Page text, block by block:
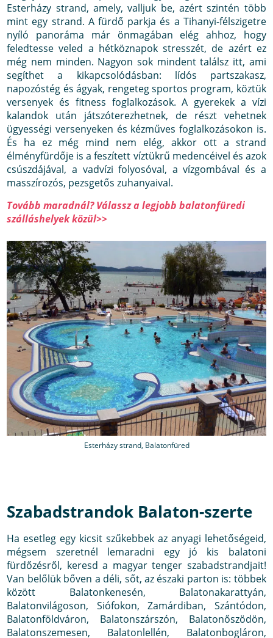
Esterházy strand, amely, valljuk be, azért szintén több
mint egy strand. A fürdő parkja és a Tihanyi-félszigetre
nyíló panoráma már önmagában elég ahhoz, hogy
feledtesse veled a hétköznapok stresszét, de azért ez
még nem minden. Nagyon sok mindent találsz itt, ami
segíthet a kikapcsolódásban: lídós partszakasz,
napozóstég és ágyak, rengeteg sportos program, köztük
versenyek és fitness foglalkozások. A gyerekek a vízi
kalandok után játszóterezhetnek, de részt vehetnek
ügyességi versenyeken és kézműves foglalkozásokon is.
És ha ez még mind nem elég, akkor ott a strand
élményfürdője is a feszített víztükrű medencéivel és azok
csúszdájával, a vadvízi folyosóval, a vízgombával és a
masszírozós, pezsgetős zuhanyaival.
Tovább maradnál? Válassz a legjobb balatonfüredi
szálláshelyek közül>>
Esterházy strand, Balatonfüred
Szabadstrandok Balaton-szerte
Ha esetleg egy kicsit szűkebbek az anyagi lehetőségeid,
mégsem szeretnél lemaradni egy jó kis balatoni
fürdőzésről, keresd a magyar tenger szabadstrandjait!
Van belőlük bőven a déli, sőt, az északi parton is: többek
között Balatonkenesén, Balatonakarattyán,
Balatonvilágoson, Siófokon, Zamárdiban, Szántódon,
Balatonföldváron, Balatonszárszón, Balatonőszödön,
Balatonszemesen, Balatonlellén, Balatonbogláron,